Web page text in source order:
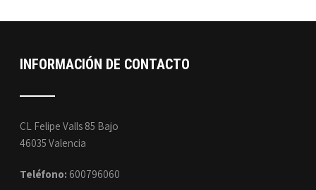
INFORMACIÓN DE CONTACTO
CL Felipe Valls 85 Bajo
46035 Valencia
Teléfono: 600796060